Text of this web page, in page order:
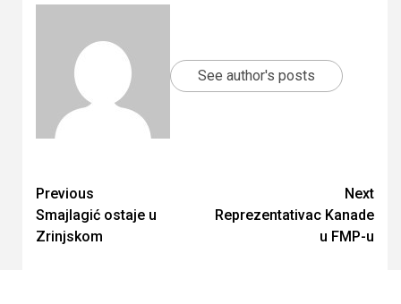
See author's posts
Continue
Reading
Previous
Smajlagić ostaje u
Zrinjskom
Next
Reprezentativac Kanade
u FMP-u